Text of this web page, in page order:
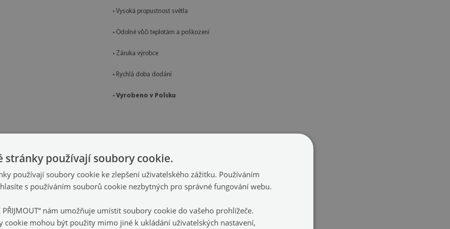
• Vysoká propustnost světla
• Odolné vůči teplotám a poškození
• Záruka výrobce
• Rychlá doba dodání
• Vyrobeno v Polsku
nutné splnit následující podmínky:
ani nečistot, které by mohly způsobit bodové napětí skla.
stabilní, rovnou základnu zajišťující rovnoměrné zatížení celé plochy skla.
soustředění tlaku do jednotlivých bodů.
nebo jinými pevnými prvky.
stránky používají soubory cookie.
používají soubory cookie ke zlepšení uživatelského zážitku. Používáním
s používáním souborů cookie nezbytných pro správné fungování webu.
PŘIJMOUT“ nám umožňuje umístit soubory cookie do vašeho prohlížeče.
cookie mohou být použity mimo jiné k ukládání uživatelských nastavení,